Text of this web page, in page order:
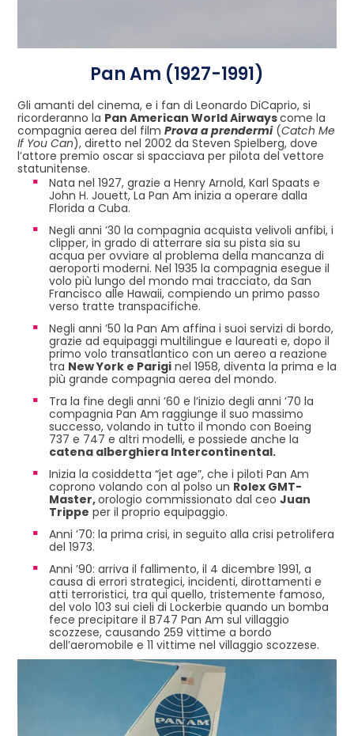
Pan Am (1927-1991)
Gli amanti del cinema, e i fan di Leonardo DiCaprio, si
ricorderanno la Pan American World Airwayscome la
compagnia aerea del film Prova a prendermi(Catch Me
If You Can), diretto nel 2002 da Steven Spielberg, dove
l’attore premio oscar si spacciava per pilota del vettore
statunitense.
Nata nel 1927, grazie a Henry Arnold, Karl Spaats e
John H. Jouett, La Pan Am inizia a operare dalla
Florida a Cuba.
Negli anni ’30 la compagnia acquista velivoli anfibi, i
clipper, in grado di atterrare sia su pista sia su
acqua per ovviare al problema della mancanza di
aeroporti moderni. Nel 1935 la compagnia esegue il
volo più lungo del mondo mai tracciato, da San
Francisco alle Hawaii, compiendo un primo passo
verso tratte transpacifiche.
Negli anni ’50 la Pan Am affina i suoi servizi di bordo,
grazie ad equipaggi multilingue e laureati e, dopo il
primo volo transatlantico con un aereo a reazione
tra New York e Parigi nel 1958, diventa la prima e la
più grande compagnia aerea del mondo.
Tra la fine degli anni ’60 e l’inizio degli anni ’70 la
compagnia Pan Am raggiunge il suo massimo
successo, volando in tutto il mondo con Boeing
737 e 747 e altri modelli, e possiede anche la
catena alberghiera Intercontinental.
Inizia la cosiddetta “jet age”, che i piloti Pan Am
coprono volando con al polso un Rolex GMT-
Master,orologio commissionato dal ceo Juan
Trippe per il proprio equipaggio.
Anni ’70: la prima crisi, in seguito alla crisi petrolifera
del 1973.
Anni ’90: arriva il fallimento, il 4 dicembre 1991, a
causa di errori strategici, incidenti, dirottamenti e
atti terroristici, tra qui quello, tristemente famoso,
del volo 103 sui cieli di Lockerbie quando un bomba
fece precipitare il B747 Pan Am sul villaggio
scozzese, causando 259 vittime a bordo
dell’aeromobile e 11 vittime nel villaggio scozzese.